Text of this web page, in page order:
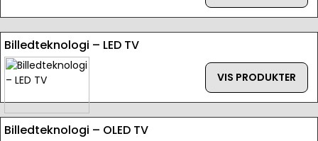
Billedteknologi – LED TV
VIS PRODUKTER
Billedteknologi – OLED TV